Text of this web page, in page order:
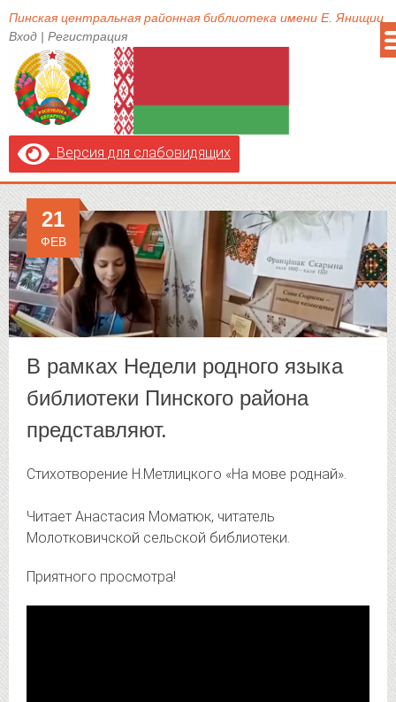
Пинская центральная районная библиотека имени Е. Янищиц
Вход | Регистрация
Версия для слабовидящих
В рамках Недели родного языка
библиотеки Пинского района
представляют.
21
ФЕВ
Стихотворение Н.Метлицкого «На мове роднай».
Читает Анастасия Моматюк, читатель
Молотковичской сельской библиотеки.
Приятного просмотра!